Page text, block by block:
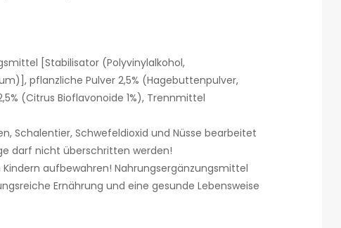
[Stabilisator (Polyvinylalkohol,
pflanzliche Pulver 2,5% (Hagebuttenpulver,
(Citrus Bioflavonoide 1%), Trennmittel
Schalentier, Schwefeldioxid und Nüsse bearbeitet
darf nicht überschritten werden!
aufbewahren! Nahrungsergänzungsmittel
Ernährung und eine gesunde Lebensweise